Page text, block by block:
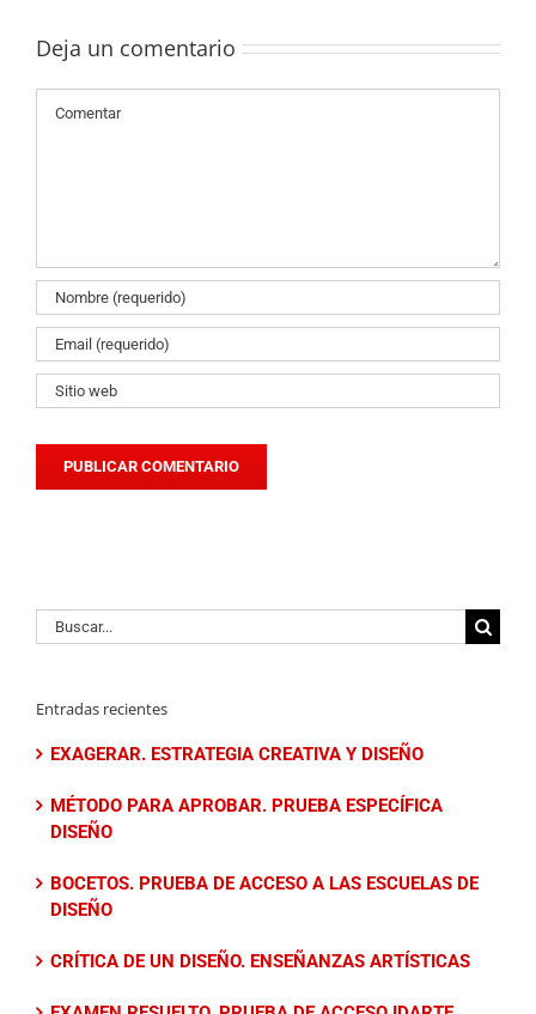
Deja un comentario
Buscar:
Entradas recientes
EXAGERAR. ESTRATEGIA CREATIVA Y DISEÑO
MÉTODO PARA APROBAR. PRUEBA ESPECÍFICA
DISEÑO
BOCETOS. PRUEBA DE ACCESO A LAS ESCUELAS DE
DISEÑO
CRÍTICA DE UN DISEÑO. ENSEÑANZAS ARTÍSTICAS